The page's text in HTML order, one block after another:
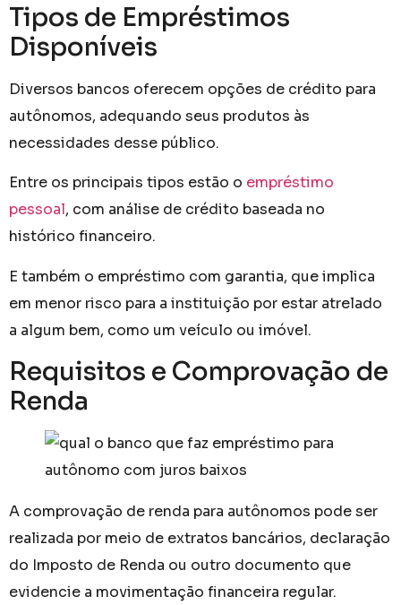
Tipos de Empréstimos
Disponíveis
Diversos bancos oferecem opções de crédito para
autônomos, adequando seus produtos às
necessidades desse público.
Entre os principais tipos estão o empréstimo
pessoal, com análise de crédito baseada no
histórico financeiro.
E também o empréstimo com garantia, que implica
em menor risco para a instituição por estar atrelado
a algum bem, como um veículo ou imóvel.
Requisitos e Comprovação de
Renda
A comprovação de renda para autônomos pode ser
realizada por meio de extratos bancários, declaração
do Imposto de Renda ou outro documento que
evidencie a movimentação financeira regular.